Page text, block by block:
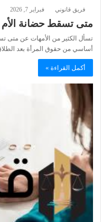
فريق قانوني فبراير 7, 2026
متى تسقط حضانة
تسأل الكثير من الأمهات عن متى
أساسي من حقوق المرأة بعد
أكمل القراءة »